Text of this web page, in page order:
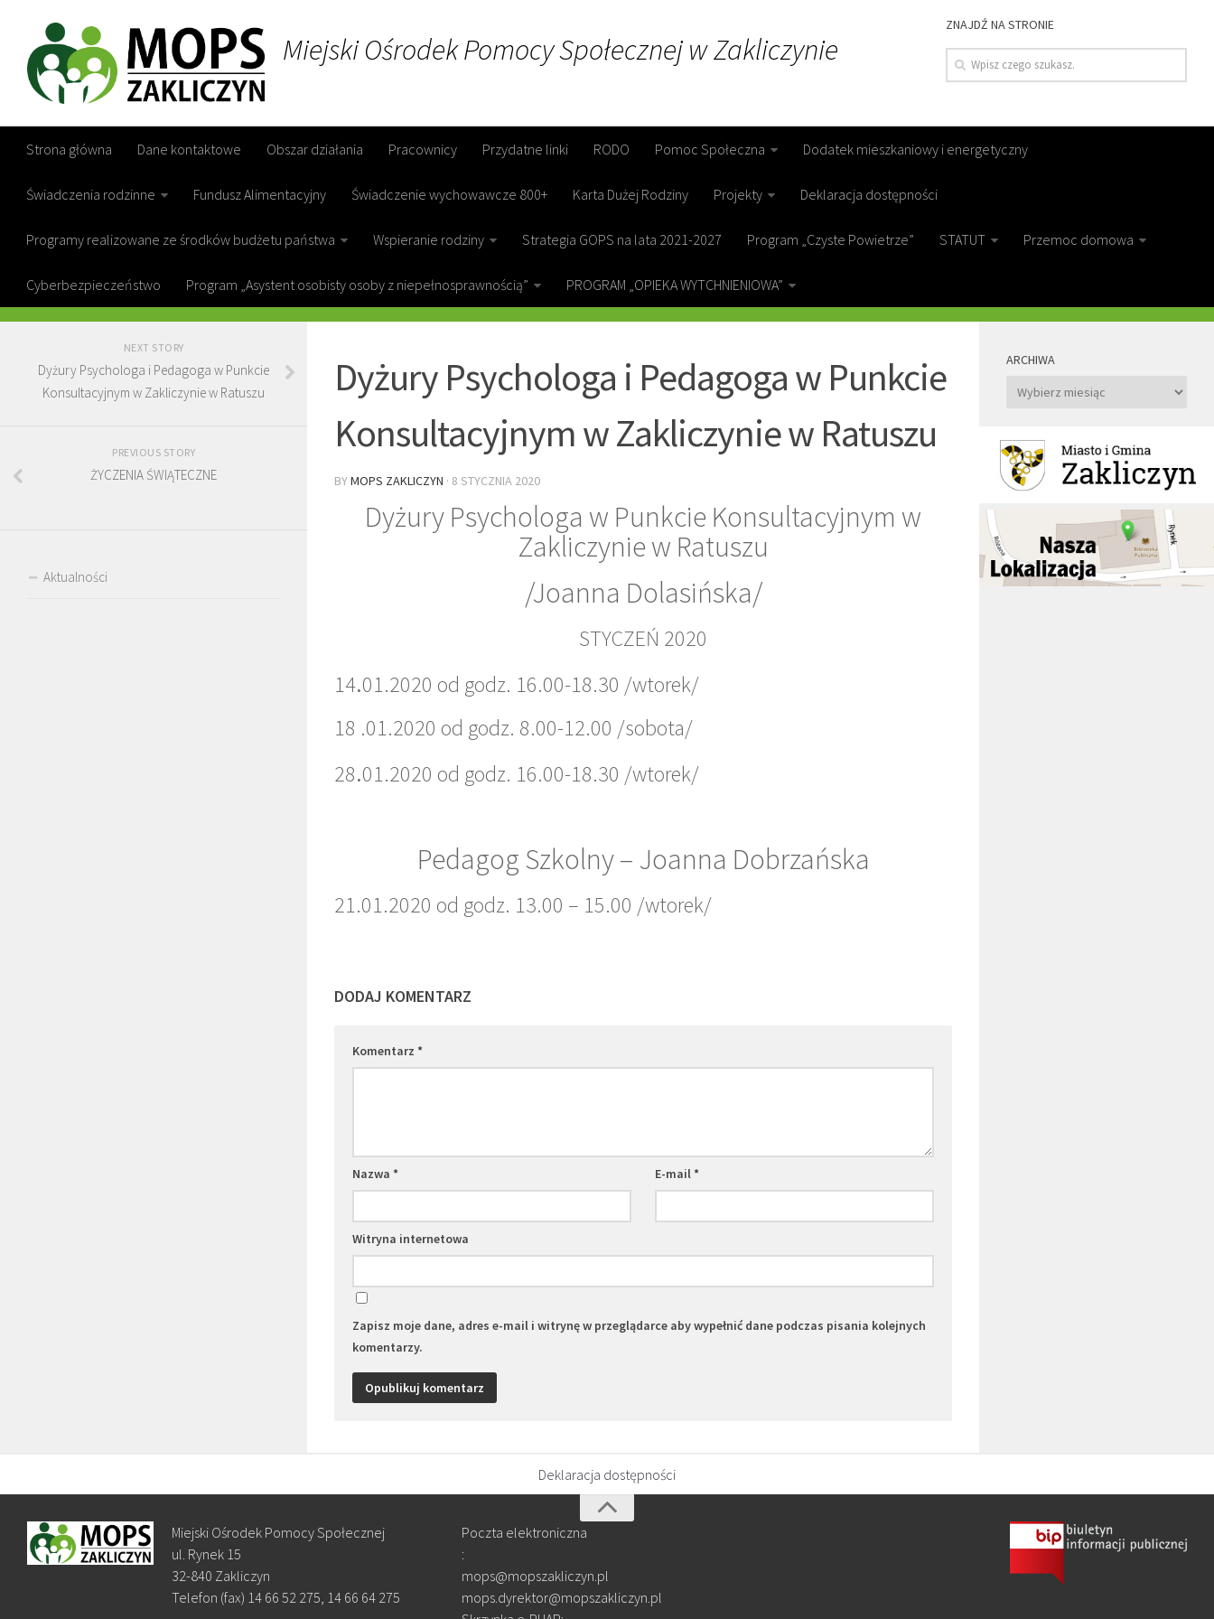
Miejski Ośrodek Pomocy Społecznej w Zakliczynie
ZNAJDŹ NA STRONIE
Strona główna Dane kontaktowe Obszar działania Pracownicy Przydatne linki RODO Pomoc Społeczna Dodatek mieszkaniowy i energetyczny
Świadczenia rodzinne Fundusz Alimentacyjny Świadczenie wychowawcze 800+ Karta Dużej Rodziny Projekty Deklaracja dostępności
Programy realizowane ze środków budżetu państwa Wspieranie rodziny Strategia GOPS na lata 2021-2027 Program „Czyste Powietrze” STATUT Przemoc domowa
Cyberbezpieczeństwo Program „Asystent osobisty osoby z niepełnosprawnością” PROGRAM „OPIEKA WYTCHNIENIOWA”
GOPS ZAKLICZYN
Dyżury Psychologa i Pedagoga w Punkcie
Konsultacyjnym w Zakliczynie w Ratuszu
BYMOPS ZAKLICZYN · 8 STYCZNIA 2020
Dyżury Psychologa w Punkcie Konsultacyjnym w
Zakliczynie w Ratuszu
/Joanna Dolasińska/
STYCZEŃ 2020
14.01.2020 od godz. 16.00-18.30 /wtorek/
18 .01.2020 od godz. 8.00-12.00 /sobota/
28.01.2020 od godz. 16.00-18.30 /wtorek/
Pedagog Szkolny – Joanna Dobrzańska
21.01.2020 od godz. 13.00 – 15.00 /wtorek/
DODAJ KOMENTARZ
Komentarz *
Nazwa * E-mail*
Witryna internetowa
Zapisz moje dane, adres e-mail i witrynę w przeglądarce aby wypełnić dane podczas pisania kolejnych
komentarzy.
NEXT STORY
Dyżury Psychologa i Pedagoga w Punkcie
Konsultacyjnym w Zakliczynie w Ratuszu
PREVIOUS STORY
ŻYCZENIA ŚWIĄTECZNE
Aktualności
ARCHIWA
Archiwa
Deklaracja dostępności
Miejski Ośrodek Pomocy Społecznej
ul. Rynek 15
32-840 Zakliczyn
Telefon (fax) 14 66 52 275, 14 66 64 275
Poczta elektroniczna
:
mops@mopszakliczyn.pl
mops.dyrektor@mopszakliczyn.pl